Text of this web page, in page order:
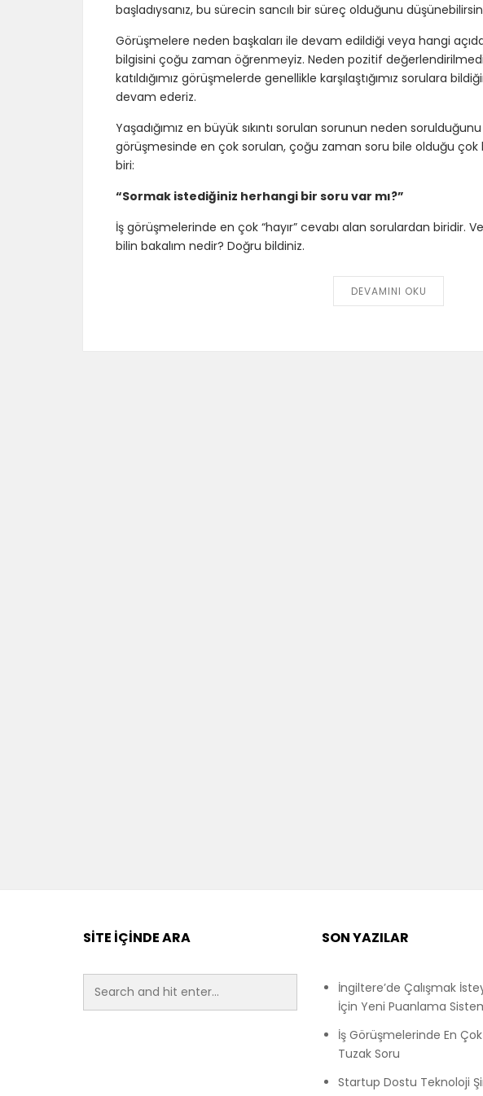
başladıysanız, bu sürecin sancılı bir süreç olduğunu
Görüşmelere neden başkaları ile devam edildiği veya hangi
bilgisini çoğu zaman öğrenmeyiz. Neden pozitif
katıldığımız görüşmelerde genellikle karşılaştığımız sorulara
devam ederiz.
Yaşadığımız en büyük sıkıntı sorulan sorunun neden
görüşmesinde en çok sorulan, çoğu zaman soru bile olduğu çok
biri:
“Sormak istediğiniz herhangi bir soru var mı?”
İş görüşmelerinde en çok “hayır” cevabı alan sorulardan biridir.
bilin bakalım nedir? Doğru bildiniz.
DEVAMINI OKU
SITE İÇINDE ARA SON YAZILAR
İngiltere’de Çalışmak
İçin Yeni Puanlama
İş Görüşmelerinde En
Tuzak Soru
Startup Dostu Teknoloji